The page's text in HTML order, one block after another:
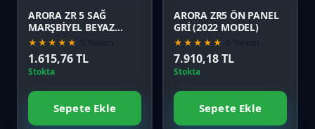
ARORA ZR 5 SAĞ
MARŞBİYEL BEYAZ
(2022 MODEL)
★★★★★
1.615,76 TL
Stokta
Sepete Ekle
ARORA ZR5 ÖN PANEL
GRİ (2022 MODEL)
★★★★★
7.910,18 TL
Stokta
Sepete Ekle